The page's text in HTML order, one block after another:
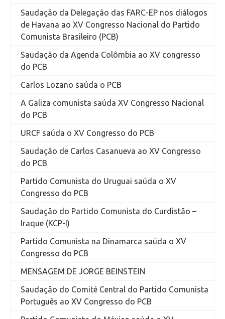
Saudação da Delegação das FARC-EP nos diálogos
de Havana ao XV Congresso Nacional do Partido
Comunista Brasileiro (PCB)
Saudação da Agenda Colômbia ao XV congresso
do PCB
Carlos Lozano saúda o PCB
A Galiza comunista saúda XV Congresso Nacional
do PCB
URCF saúda o XV Congresso do PCB
Saudação de Carlos Casanueva ao XV Congresso
do PCB
Partido Comunista do Uruguai saúda o XV
Congresso do PCB
Saudação do Partido Comunista do Curdistão –
Iraque (KCP-I)
Partido Comunista na Dinamarca saúda o XV
Congresso do PCB
MENSAGEM DE JORGE BEINSTEIN
Saudação do Comité Central do Partido Comunista
Português ao XV Congresso do PCB